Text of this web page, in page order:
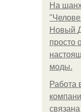
На
Новый
просто
моды.
Работа